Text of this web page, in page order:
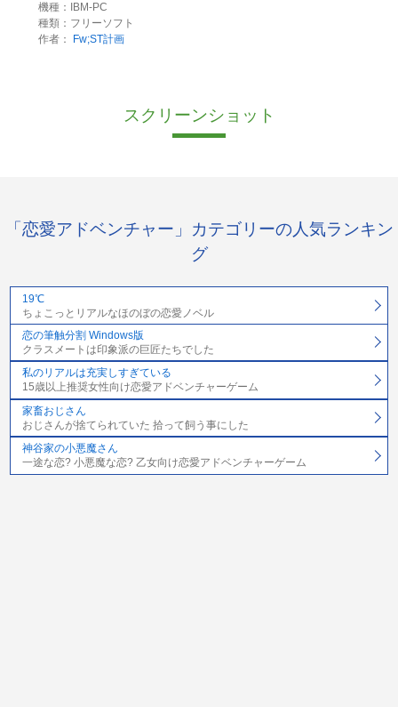
機種：IBM-PC
種類：フリーソフト
作者：
Fw;ST計画
スクリーンショット
「恋愛アドベンチャー」カテゴリーの人気ランキン
グ
19℃
ちょこっとリアルなほのぼの恋愛ノベル
恋の筆触分割 Windows版
クラスメートは印象派の巨匠たちでした
私のリアルは充実しすぎている
15歳以上推奨女性向け恋愛アドベンチャーゲーム
家畜おじさん
おじさんが捨てられていた 拾って飼う事にした
神谷家の小悪魔さん
一途な恋? 小悪魔な恋? 乙女向け恋愛アドベンチャーゲーム